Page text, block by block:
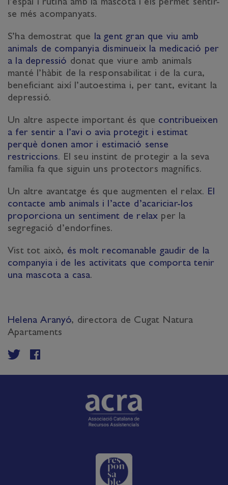
l’espai i rutina amb la mascota i els permet sentir-
se més acompanyats.
S’ha demostrat que la gent gran que viu amb
animals de companyia disminueix la medicació per
a la depressió donat que viure amb animals
manté l’hàbit de la responsabilitat i de la cura,
beneficiant així l’autoestima i, per tant, evitant la
depressió.
Un altre aspecte important és que contribueixen
a fer sentir a l’avi o avia protegit i estimat
perquè donen amor i estimació sense
restriccions. El seu instint de protegir a la seva
família fa que siguin uns protectors magnífics.
Un altre avantatge és que augmenten el relax. El
contacte amb animals i l’acte d’acariciar-los
proporciona un sentiment de relax per la
segregació d’endorfines.
Vist tot això, és molt recomanable gaudir de la
companyia i de les activitats que comporta tenir
una mascota a casa.
Helena Aranyó, directora de Cugat Natura
Apartaments